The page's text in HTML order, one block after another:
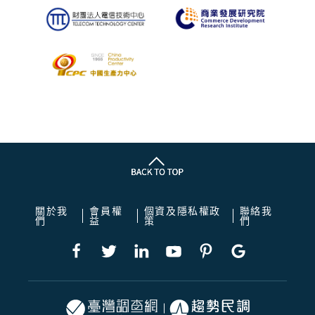
關於我
們
會員權
益
個資及隱私權政
策
聯絡我
們